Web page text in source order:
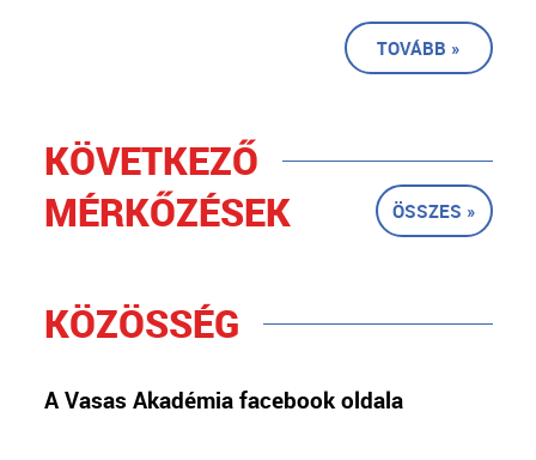
TOVÁBB »
KÖVETKEZŐ
MÉRKŐZÉSEK
ÖSSZES »
KÖZÖSSÉG
A Vasas Akadémia facebook oldala